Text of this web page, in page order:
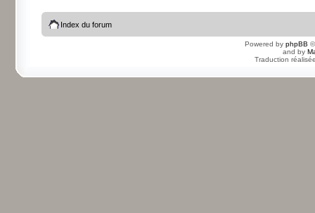
Index du forum
Powered by phpBB
and by
Traduction